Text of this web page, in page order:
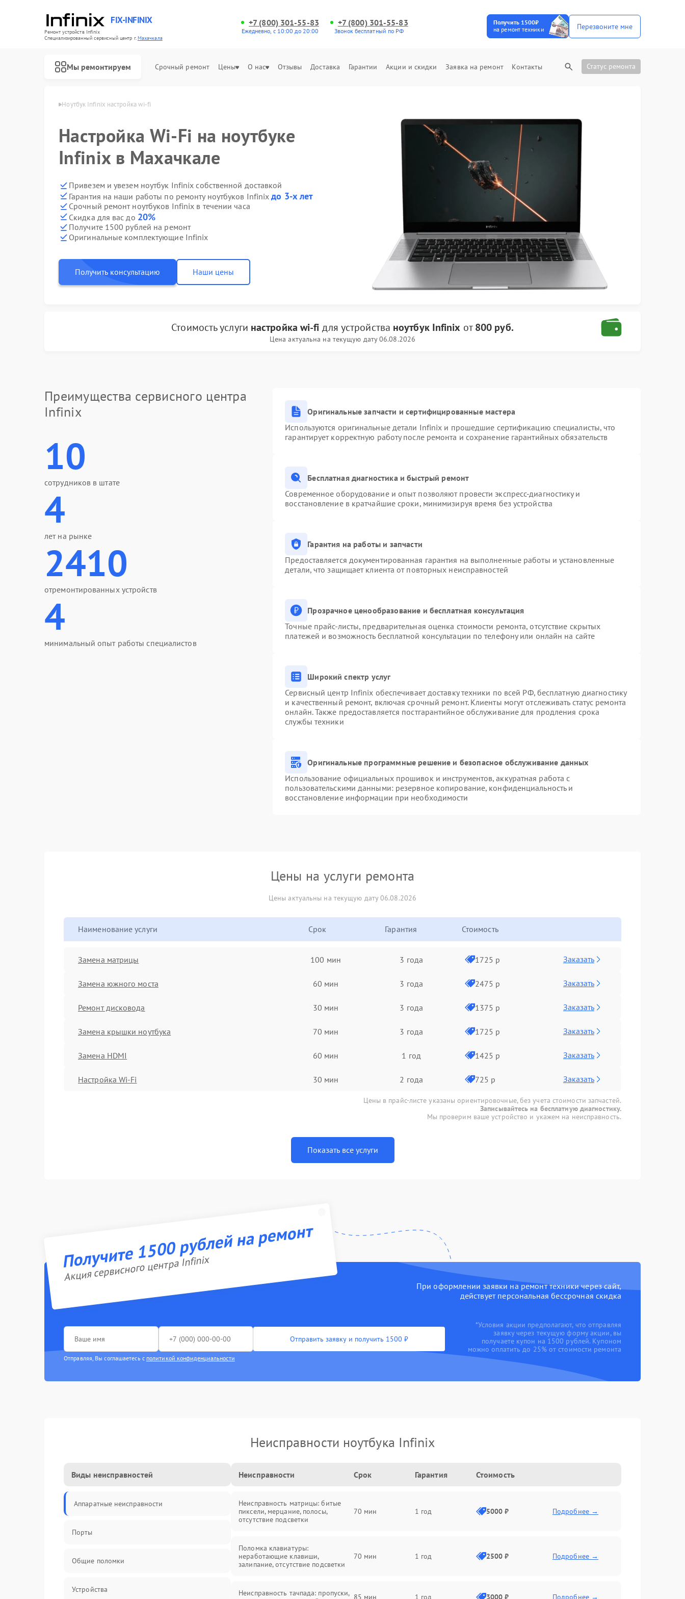
FIX-INFINIX
Ремонт устройств Infinix
Специализированный cервисный центр г.Махачкала
+7 (800) 301-55-83
Ежедневно, с 10:00 до 20:00
+7 (800) 301-55-83
Звонок бесплатный по РФ
Получить 1500₽
на ремонт техники
Перезвоните мне
Мы ремонтируем Срочный ремонт Цены О нас Отзывы Доставка Гарантии Акции и скидки Заявка на ремонт Контакты Статус ремонта
Infinix в Махачкале Ноутбук Infinix настройка wi-fi
Настройка Wi-Fi на ноутбуке
Infinix в Махачкале
Привезем и увезем ноутбук Infinix собственной доставкой
Гарантия на наши работы по ремонту ноутбуков Infinixдо 3-х лет
Срочный ремонт ноутбуков Infinix в течении часа
Скидка для вас до 20%
Получите 1500 рублей на ремонт
Оригинальные комплектующие Infinix
Получить консультацию Наши цены
Стоимость услуги настройка wi-fi для устройства ноутбук Infinix от800 руб.
Цена актуальна на текущую дату 06.08.2026
Преимущества сервисного центра
Infinix
10
сотрудников в штате
4
лет на рынке
2410
отремонтированных устройств
4
минимальный опыт работы специалистов
Оригинальные запчасти и сертифицированные мастера
Используются оригинальные детали Infinix и прошедшие сертификацию специалисты, что
гарантирует корректную работу после ремонта и сохранение гарантийных обязательств
Бесплатная диагностика и быстрый ремонт
Современное оборудование и опыт позволяют провести экспресс-диагностику и
восстановление в кратчайшие сроки, минимизируя время без устройства
Гарантия на работы и запчасти
Предоставляется документированная гарантия на выполненные работы и установленные
детали, что защищает клиента от повторных неисправностей
Прозрачное ценообразование и бесплатная консультация
Точные прайс-листы, предварительная оценка стоимости ремонта, отсутствие скрытых
платежей и возможность бесплатной консультации по телефону или онлайн на сайте
Широкий спектр услуг
Сервисный центр Infinix обеспечивает доставку техники по всей РФ, бесплатную диагностику
и качественный ремонт, включая срочный ремонт. Клиенты могут отслеживать статус ремонта
онлайн. Также предоставляется постгарантийное обслуживание для продления срока
службы техники
Оригинальные программные решение и безопасное обслуживание данных
Использование официальных прошивок и инструментов, аккуратная работа с
пользовательскими данными: резервное копирование, конфиденциальность и
восстановление информации при необходимости
Цены на услуги ремонта
Цены актуальны на текущую дату 06.08.2026
Наименование услуги Срок Гарантия Стоимость
Замена матрицы 100 мин 3 года 1725 р Заказать
Замена южного моста 60 мин 3 года 2475 р Заказать
Ремонт дисковода 30 мин 3 года 1375 р Заказать
Замена крышки ноутбука 70 мин 3 года 1725 р Заказать
Замена HDMI 60 мин 1 год 1425 р Заказать
Настройка Wi-Fi 30 мин 2 года 725 р Заказать
Цены в прайс-листе указаны ориентировочные, без учета стоимости запчастей.
Записывайтесь на бесплатную диагностику.
Мы проверим ваше устройство и укажем на неисправность.
Показать все услуги
Получите 1500 рублей на ремонт
Акция сервисного центра Infinix
При оформлении заявки на ремонт техники через сайт,
действует персональная бессрочная скидка
Отправить заявку и получить 1500 ₽
Отправляя, Вы соглашаетесь с политикой конфиденциальности
*Условия акции предполагают, что отправляя
заявку через текущую форму акции, вы
получаете купон на 1500 рублей. Купоном
можно оплатить до 25% от стоимости ремонта
Неисправности ноутбука Infinix
Виды неисправностей
Аппаратные неисправности
Порты
Общие поломки
Устройства
Неисправности Срок Гарантия Стоимость
Неисправность матрицы: битые
пиксели, мерцание, полосы,
отсутствие подсветки
70 мин 1 год 5000 ₽ Подробнее →
Поломка клавиатуры:
неработающие клавиши,
залипание, отсутствие подсветки
70 мин 1 год 2500 ₽ Подробнее →
Неисправность тачпада: пропуски, 85 мин 1 год 3000 ₽ Подробнее →